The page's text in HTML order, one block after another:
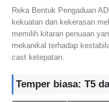
Reka Bentuk Pengaduan
kekuatan dan kekerasan
memilih kitaran penuaan
mekanikal terhadap
cast ketepatan.
Temper biasa: T5